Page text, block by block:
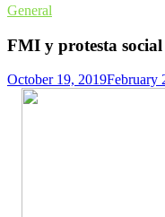
General
FMI y protesta social
October 19, 2019February